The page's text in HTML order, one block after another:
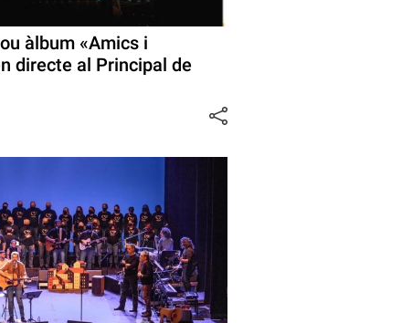
àlbum «Amics i
directe al Principal de